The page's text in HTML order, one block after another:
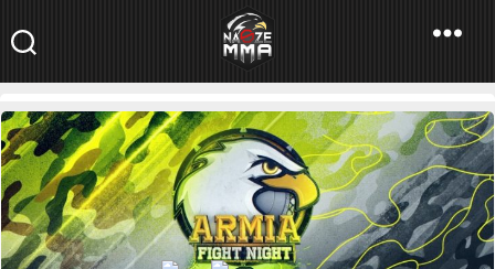
NaszeMMA
NaszeMMA.pl»Aktualności»Zapaśnik Dawid Kareciński
zadebiutuje w MMA na gali Armia Fight Night!